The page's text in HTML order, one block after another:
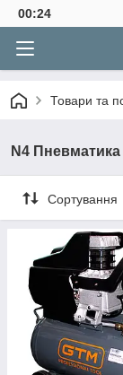
00:24
Товари та
N4
Сортування